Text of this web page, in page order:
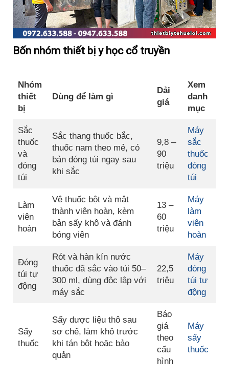
Bốn nhóm thiết bị y học cổ truyền
Nhóm
thiết
bị
Dùng để làm gì
Dải
giá
Xem
danh
mục
Sắc
thuốc
và
đóng
túi
Sắc thang thuốc bắc,
thuốc nam theo mẻ, có
bản đóng túi ngay sau
khi sắc
9,8 –
90
triệu
Máy
sắc
thuốc
đóng
túi
Làm
viên
hoàn
Vê thuốc bột và mật
thành viên hoàn, kèm
bản sấy khô và đánh
bóng viên
13 –
60
triệu
Máy
làm
viên
hoàn
Đóng
túi tự
động
Rót và hàn kín nước
thuốc đã sắc vào túi 50–
300 ml, dùng độc lập với
máy sắc
22,5
triệu
Máy
đóng
túi tự
động
Sấy
thuốc
Sấy dược liệu thô sau
sơ chế, làm khô trước
khi tán bột hoặc bảo
quản
Báo
giá
theo
cấu
hình
Máy
sấy
thuốc